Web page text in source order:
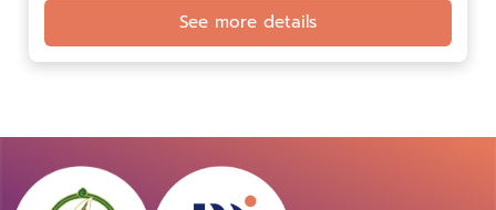
See more details